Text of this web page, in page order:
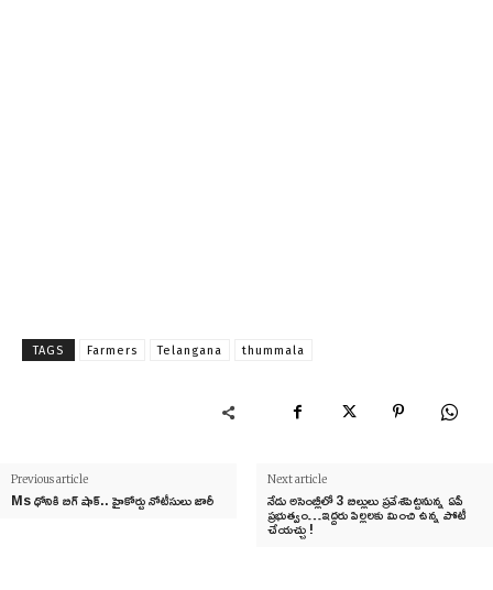
TAGS Farmers Telangana thummala
Previous article
Ms ధోనికి బిగ్ షాక్.. హైకోర్టు నోటీసులు జారీ
Next article
నేడు అసెంబ్లీలో 3 బిల్లులు ప్ర‌వేశ‌పెట్ట‌నున్న ఏపీ
ప్ర‌భుత్వం…ఇద్దరు పిల్లలకు మించి ఉన్న పోటీ
చేయచ్చు !